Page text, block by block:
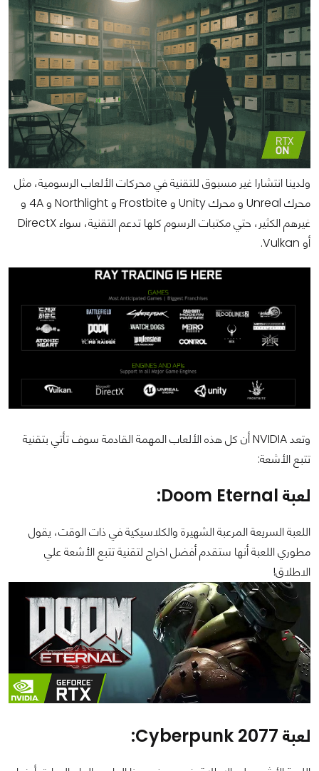
ولدينا انتشارا غير مسبوق للتقنية في محركات الألعاب الرسومية، مثل
محرك Unreal و محرك Unity و Frostbite و Northlight و 4A و
غيرهم الكثير، حتي مكتبات الرسوم كلها تدعم التقنية، سواء DirectX
أو Vulkan.
وتعد NVIDIA أن كل هذه الألعاب المهمة القادمة سوف تأتي بتقنية
تتبع الأشعة:
لعبة Doom Eternal:
اللعبة السريعة المرعبة الشهيرة والكلاسيكية في ذات الوقت، يقول
مطوري اللعبة أنها ستقدم أفضل اخراج لتقنية تتبع الأشعة علي
الاطلاق!
لعبة Cyberpunk 2077: